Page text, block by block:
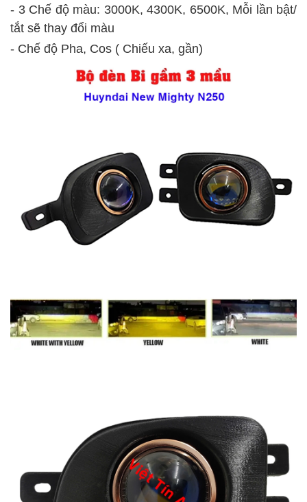
- 3 Chế độ màu: 3000K, 4300K, 6500K, Mỗi lần bật/
tắt sẽ thay đổi màu
- Chế độ Pha, Cos ( Chiếu xa, gần)